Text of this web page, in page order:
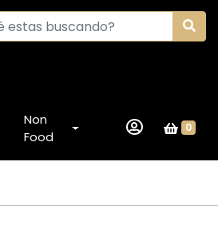
Non
Food
0